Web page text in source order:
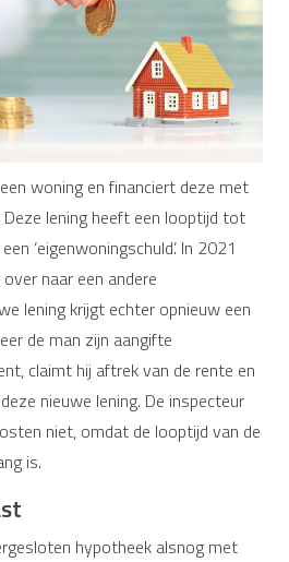
woning en financiert deze met
Deze lening heeft een looptijd tot
‘eigenwoningschuld’. In 2021
naar een andere
lening krijgt echter opnieuw een
de man zijn aangifte
claimt hij aftrek van de rente en
nieuwe lening. De inspecteur
niet, omdat de looptijd van de
is.
hypotheek alsnog met